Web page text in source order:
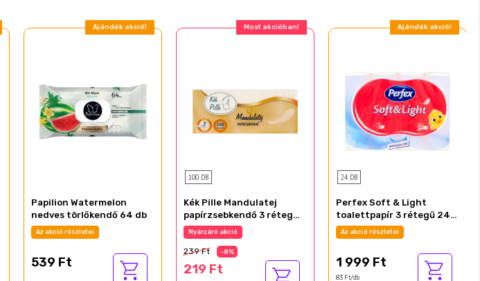
Ajándék akció!
Papilion Watermelon
nedves törlőkendő 64 db
Az akció részletei
539 Ft
Most akcióban!
100 DB
Kék Pille Mandulatej
papírzsebkendő 3 réteg
100 db
Nyárzáró akció
239 Ft -8%
219 Ft
Ajándék akció!
24 DB
Perfex Soft & Light
toalettpapír 3 rétegű 24
tekercs
Az akció részletei
1 999 Ft
83 Ft/db